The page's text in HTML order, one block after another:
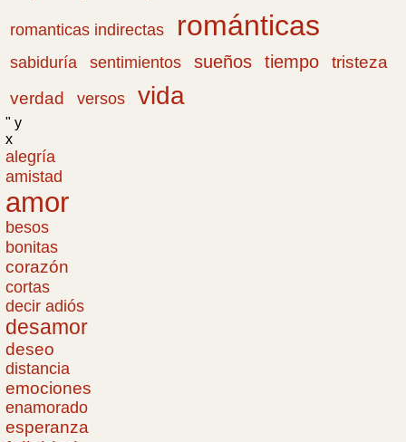
romanticas indirectas románticas
sabiduría sentimientos sueños tiempo
tristeza
verdad
versos vida
" y
x
alegría
amistad
amor
besos
bonitas
corazón
cortas
decir adiós
desamor
deseo
distancia
emociones
enamorado
esperanza